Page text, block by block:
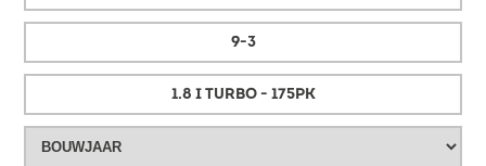
9-3
1.8 I TURBO - 175PK